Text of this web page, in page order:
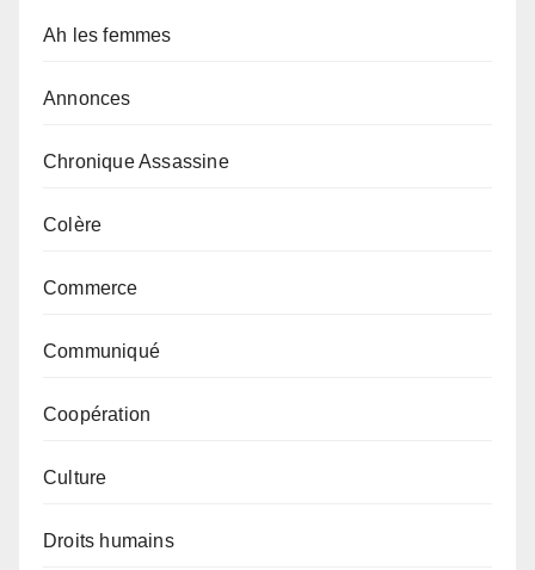
Ah les femmes
Annonces
Chronique Assassine
Colère
Commerce
Communiqué
Coopération
Culture
Droits humains